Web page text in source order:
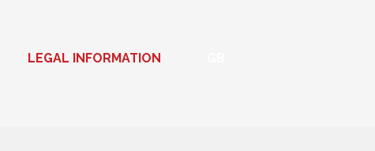
LEGAL INFORMATION